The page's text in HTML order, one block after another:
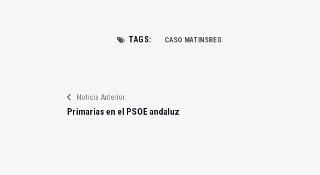
TAGS: CASO MATINSREG
Noticia Anterior
Primarias en el PSOE andaluz